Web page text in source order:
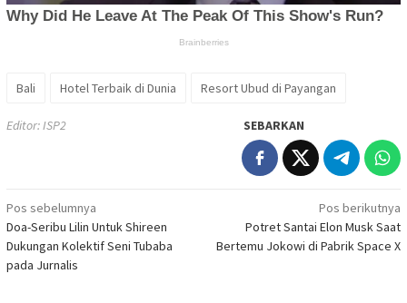
Bali Hotel Terbaik di Dunia Resort Ubud di Payangan
Editor: ISP2 SEBARKAN
Navigasi
pos
Pos sebelumnya
Doa-Seribu Lilin Untuk Shireen
Dukungan Kolektif Seni Tubaba
pada Jurnalis
Pos berikutnya
Potret Santai Elon Musk Saat
Bertemu Jokowi di Pabrik Space X